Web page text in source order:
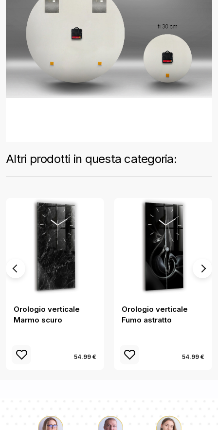
Altri prodotti in questa categoria:
Orologio verticale
Marmo scuro
54.99 €
Orologio verticale
Fumo astratto
54.99 €